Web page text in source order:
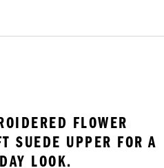
FLOWER
SUEDE UPPER FOR A
LOOK.